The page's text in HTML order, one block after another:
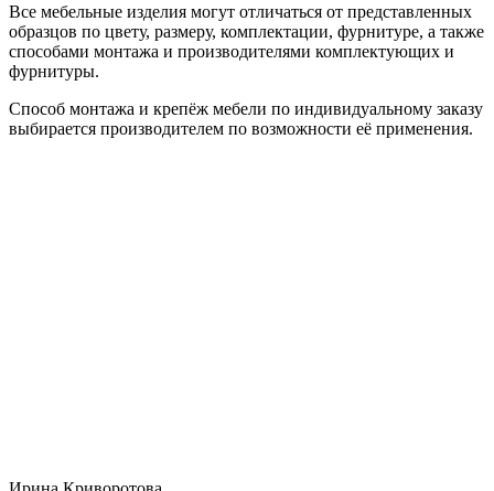
Все мебельные изделия могут отличаться от представленных
образцов по цвету, размеру, комплектации, фурнитуре, а также
способами монтажа и производителями комплектующих и
фурнитуры.
Способ монтажа и крепёж мебели по индивидуальному заказу
выбирается производителем по возможности её применения.